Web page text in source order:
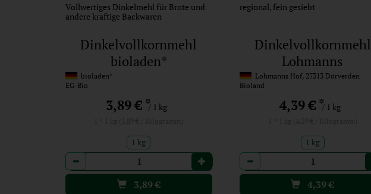
Vollwertiges Dinkelmehl für Brote und
andere kräftige Backwaren
Dinkelvollkornmehl
bioladen*
bioladen*
EG-Bio
3,89 €*/ 1 kg
1 kg
Anzahl
3,89€
regional, fein gesiebt
Dinkelvollkornmehl
Lohmanns
Lohmanns Hof, 27313 Dörverden
Bioland
4,39 € */ 1 kg
1 kg
Anzahl
4,39€